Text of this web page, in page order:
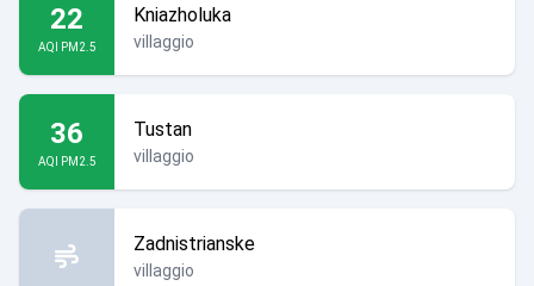
22
AQI PM2.5
Kniazholuka
villaggio
36
AQI PM2.5
Tustan
villaggio
Zadnistrianske
villaggio